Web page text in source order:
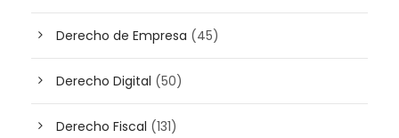
Derecho de Empresa (45)
Derecho Digital (50)
Derecho Fiscal (131)